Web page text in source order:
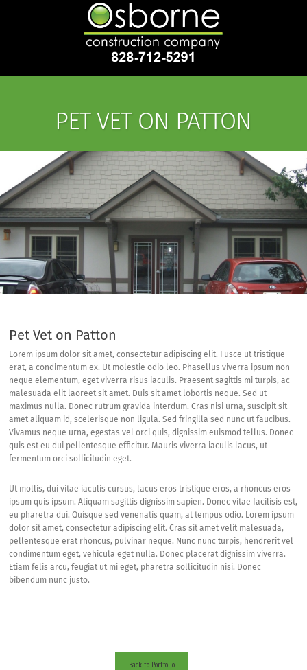
PET VET ON PATTON
Pet Vet on Patton
Lorem ipsum dolor sit amet, consectetur adipiscing elit. Fusce ut tristique
erat, a condimentum ex. Ut molestie odio leo. Phasellus viverra ipsum non
neque elementum, eget viverra risus iaculis. Praesent sagittis mi turpis, ac
malesuada elit laoreet sit amet. Duis sit amet lobortis neque. Sed ut
maximus nulla. Donec rutrum gravida interdum. Cras nisi urna, suscipit sit
amet aliquam id, scelerisque non ligula. Sed fringilla sed nunc ut faucibus.
Vivamus neque urna, egestas vel orci quis, dignissim euismod tellus. Donec
quis est eu dui pellentesque efficitur. Mauris viverra iaculis lacus, ut
fermentum orci sollicitudin eget.
Ut mollis, dui vitae iaculis cursus, lacus eros tristique eros, a rhoncus eros
ipsum quis ipsum. Aliquam sagittis dignissim sapien. Donec vitae facilisis est,
eu pharetra dui. Quisque sed venenatis quam, at tempus odio. Lorem ipsum
dolor sit amet, consectetur adipiscing elit. Cras sit amet velit malesuada,
pellentesque erat rhoncus, pulvinar neque. Nunc nunc turpis, hendrerit vel
condimentum eget, vehicula eget nulla. Donec placerat dignissim viverra.
Etiam felis arcu, feugiat ut mi eget, pharetra sollicitudin nisi. Donec
bibendum nunc justo.
Back to Portfolio